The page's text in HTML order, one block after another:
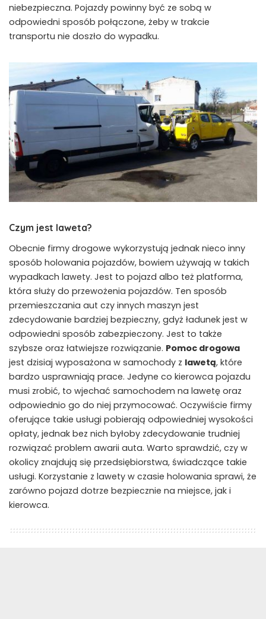
niebezpieczna. Pojazdy powinny być ze sobą w
odpowiedni sposób połączone, żeby w trakcie
transportu nie doszło do wypadku.
Czym jest laweta?
Obecnie firmy drogowe wykorzystują jednak nieco inny
sposób holowania pojazdów, bowiem używają w takich
wypadkach lawety. Jest to pojazd albo też platforma,
która służy do przewożenia pojazdów. Ten sposób
przemieszczania aut czy innych maszyn jest
zdecydowanie bardziej bezpieczny, gdyż ładunek jest w
odpowiedni sposób zabezpieczony. Jest to także
szybsze oraz łatwiejsze rozwiązanie. Pomoc drogowa
jest dzisiaj wyposażona w samochody z lawetą, które
bardzo usprawniają prace. Jedyne co kierowca pojazdu
musi zrobić, to wjechać samochodem na lawetę oraz
odpowiednio go do niej przymocować. Oczywiście firmy
oferujące takie usługi pobierają odpowiedniej wysokości
opłaty, jednak bez nich byłoby zdecydowanie trudniej
rozwiązać problem awarii auta. Warto sprawdzić, czy w
okolicy znajdują się przedsiębiorstwa, świadczące takie
usługi. Korzystanie z lawety w czasie holowania sprawi, że
zarówno pojazd dotrze bezpiecznie na miejsce, jak i
kierowca.